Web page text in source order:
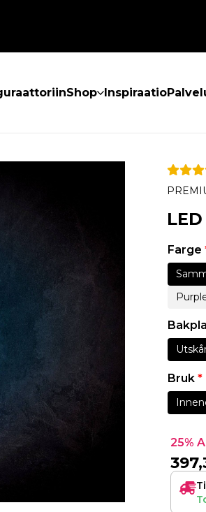
Shop Inspiraatio
Farge
Bruk *
25%